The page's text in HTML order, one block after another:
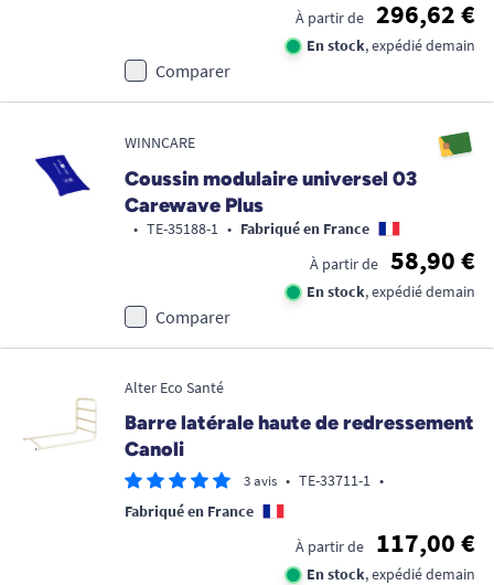
À partir de 296,62 €
En stock, expédié demain
Comparer
WINNCARE
Coussin modulaire universel 03
Carewave Plus
• TE-35188-1 • Fabriqué en France
À partir de
58,90 €
En stock, expédié demain
Comparer
Alter Eco Santé
Barre latérale haute de redressement
Canoli
3 avis • TE-33711-1 •
Fabriqué en France
À partir de
117,00 €
En stock, expédié demain